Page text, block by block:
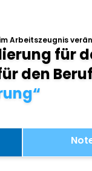
Arbeitszeugnis
für
den Beruf